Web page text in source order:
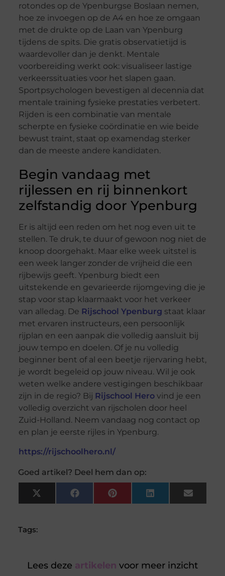
rotondes op de Ypenburgse Boslaan nemen,
hoe ze invoegen op de A4 en hoe ze omgaan
met de drukte op de Laan van Ypenburg
tijdens de spits. Die gratis observatietijd is
waardevoller dan je denkt. Mentale
voorbereiding werkt ook: visualiseer lastige
verkeerssituaties voor het slapen gaan.
Sportpsychologen bevestigen al decennia dat
mentale training fysieke prestaties verbetert.
Rijden is een combinatie van mentale
scherpte en fysieke coördinatie en wie beide
bewust traint, staat op examendag sterker
dan de meeste andere kandidaten.
Begin vandaag met
rijlessen en rij binnenkort
zelfstandig door Ypenburg
Er is altijd een reden om het nog even uit te
stellen. Te druk, te duur of gewoon nog niet de
knoop doorgehakt. Maar elke week uitstel is
een week langer zonder de vrijheid die een
rijbewijs geeft. Ypenburg biedt een
uitstekende en gevarieerde rijomgeving die je
stap voor stap klaarmaakt voor het verkeer
van alledag. De Rijschool Ypenburg staat klaar
met ervaren instructeurs, een persoonlijk
rijplan en een aanpak die volledig aansluit bij
jouw tempo en doelen. Of je nu volledig
beginner bent of al een beetje rijervaring hebt,
je wordt begeleid op jouw niveau. Wil je ook
weten welke andere vestigingen beschikbaar
zijn in de regio? Bij Rijschool Herovind je een
volledig overzicht van rijscholen door heel
Zuid-Holland. Neem vandaag nog contact op
en plan je eerste rijles in Ypenburg.
https://rijschoolhero.nl/
Goed artikel? Deel hem dan op:
X
(Twitter)
FacebookPinterest LinkedIn Email
Tags:
Lees deze artikelen voor meer inzicht